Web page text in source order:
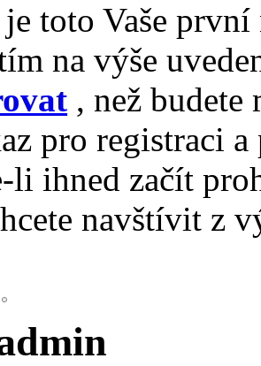
toto Vaše
na výše
, než
pro registraci
li ihned začít
navštívit z